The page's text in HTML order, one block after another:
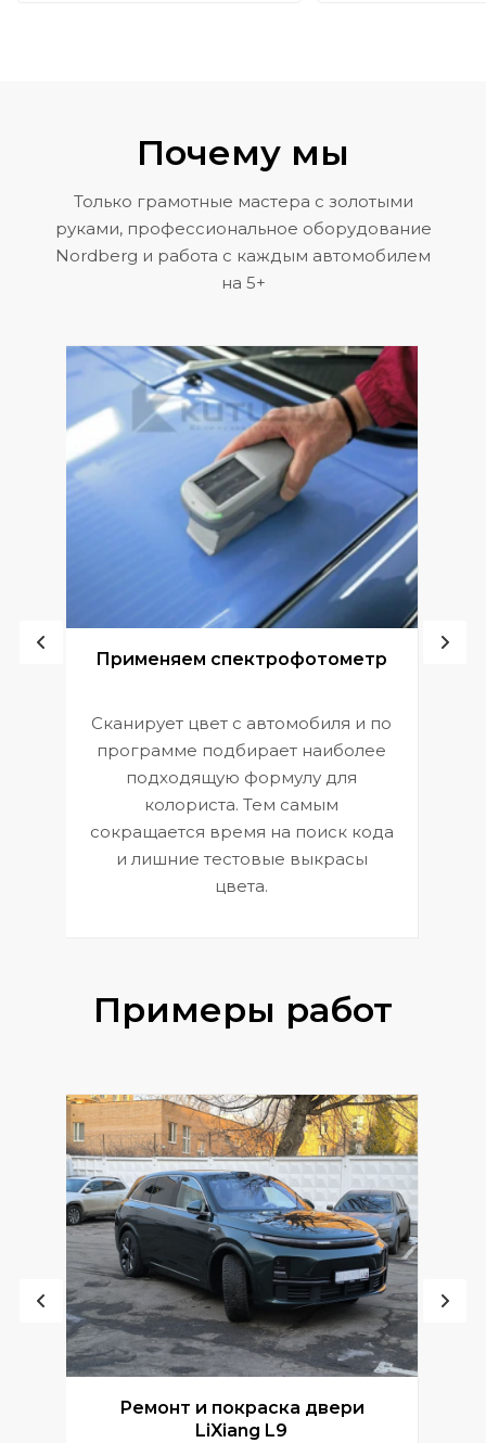
Почему мы
Только грамотные мастера с золотыми
руками, профессиональное оборудование
Nordberg и работа с каждым автомобилем
на 5+
Применяем спектрофотометр
Сканирует цвет с автомобиля и по
программе подбирает наиболее
подходящую формулу для
колориста. Тем самым
сокращается время на поиск кода
и лишние тестовые выкрасы
цвета.
Примеры работ
Ремонт и покраска двери
LiXiang L9